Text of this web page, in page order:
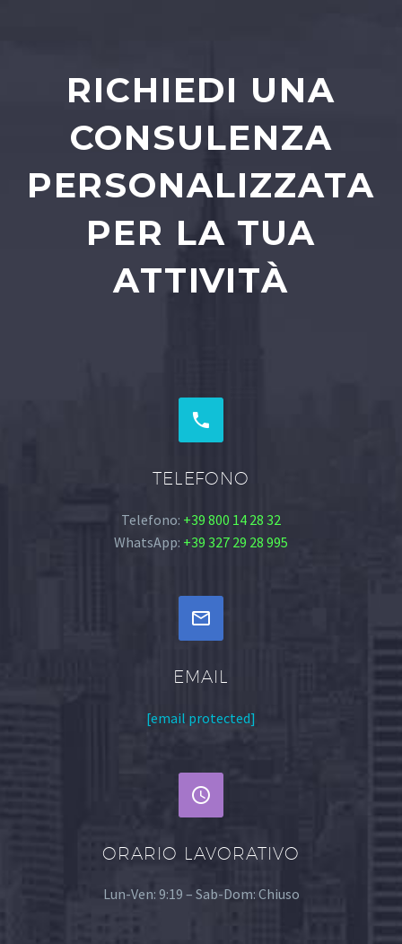
RICHIEDI UNA
CONSULENZA
PERSONALIZZATA
PER LA TUA
ATTIVITÀ


TELEFONO
Telefono: +39 800 14 28 32
WhatsApp: +39 327 29 28 995


EMAIL
[email protected]


ORARIO LAVORATIVO
Lun-Ven: 9:19 – Sab-Dom: Chiuso